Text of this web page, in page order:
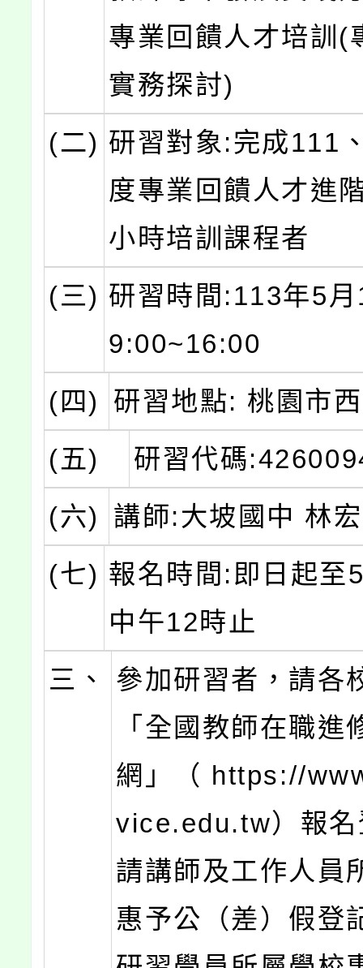
專業回饋人才培訓(
實務探討)
(二) 研習對象:完成111
度專業回饋人才進
小時培訓課程者
(三) 研習時間:113年5
9:00~16:00
(四)
研習地點: 桃園市
(五)
研習代碼
(六)
講師:大坡國中 林
(七) 報名時間:即日起至
中午12時止
三、
參加研習者，請各
「全國教師在職進
網」（ https://
vice.edu.tw）報名
請講師及工作人員
惠予公（差）假登